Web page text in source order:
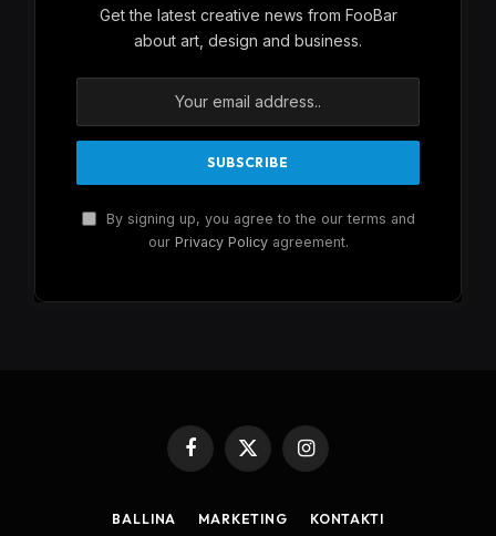
Get the latest creative news from FooBar
about art, design and business.
By signing up, you agree to the our terms and
our Privacy Policyagreement.
Facebook
X
(Twitter)
Instagram
BALLINA MARKETING KONTAKTI